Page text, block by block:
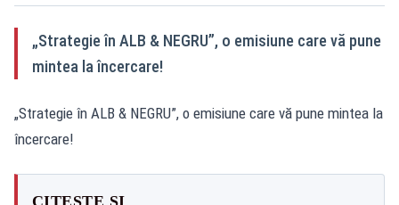
„Strategie în ALB & NEGRU”, o emisiune care vă pune
mintea la încercare!
„Strategie în ALB & NEGRU”, o emisiune care vă pune mintea la
încercare!
CITEȘTE ȘI